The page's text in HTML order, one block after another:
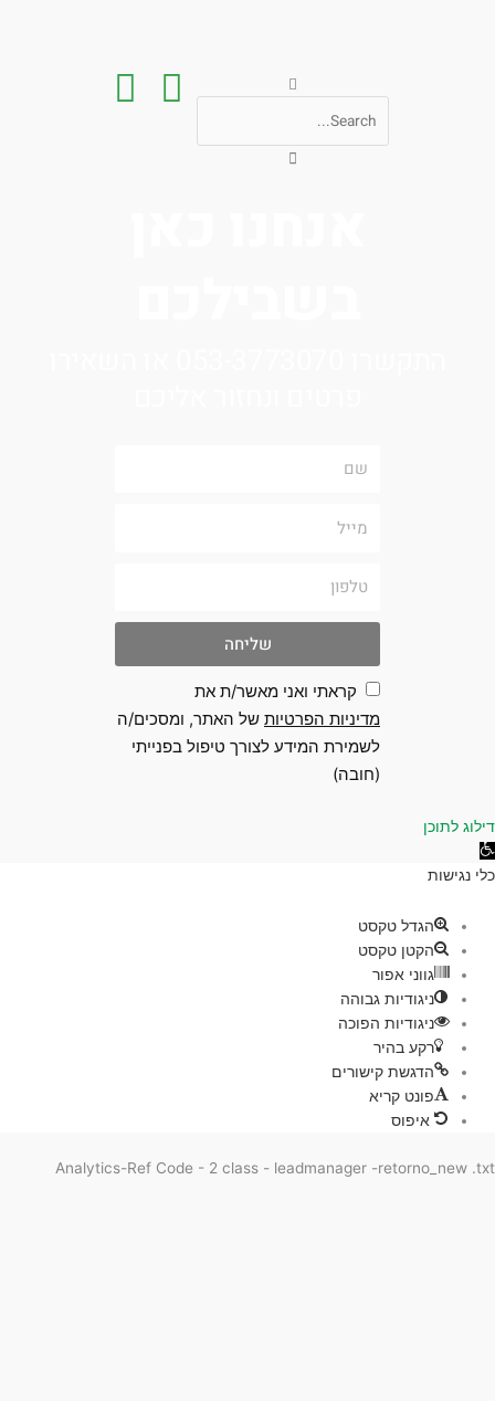
שליחה
קראתי ואני מאשר/ת את
מדיניות הפרטיותשל האתר, ומסכים/ה
לשמירת המידע לצורך טיפול בפנייתי
(חובה)
לתוכן
הגדל טקסט
הקטן טקסט
גווני אפור
ניגודיות גבוהה
ניגודיות הפוכה
רקע בהיר
הדגשת קישורים
פונט קריא
איפוס
Analytics-Ref Code - 2 class - leadmanager -